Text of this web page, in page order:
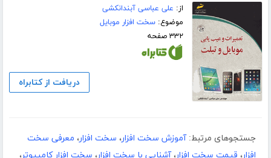
از: علی عباسی آبندانکشی
موضوع:سخت افزار موبایل
۳۳۲ صفحه
دریافت از کتابراه
جستجوهای مرتبط: آموزش سخت افزار، سخت افزار، معرفی سخت
افزار، قیمت سخت افزار،آشنایی با سخت افزار، سخت افزار کامپیوتر،